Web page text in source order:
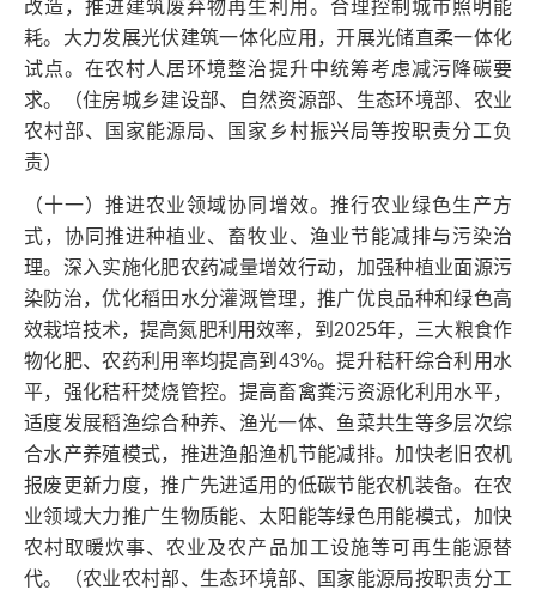
改造，推进建筑废弃物再生利用。合理控制城市照明能
耗。大力发展光伏建筑一体化应用，开展光储直柔一体化
试点。在农村人居环境整治提升中统筹考虑减污降碳要
求。（住房城乡建设部、自然资源部、生态环境部、农业
农村部、国家能源局、国家乡村振兴局等按职责分工负
责）
（十一）推进农业领域协同增效。推行农业绿色生产方
式，协同推进种植业、畜牧业、渔业节能减排与污染治
理。深入实施化肥农药减量增效行动，加强种植业面源污
染防治，优化稻田水分灌溉管理，推广优良品种和绿色高
效栽培技术，提高氮肥利用效率，到2025年，三大粮食作
物化肥、农药利用率均提高到43%。提升秸秆综合利用水
平，强化秸秆焚烧管控。提高畜禽粪污资源化利用水平，
适度发展稻渔综合种养、渔光一体、鱼菜共生等多层次综
合水产养殖模式，推进渔船渔机节能减排。加快老旧农机
报废更新力度，推广先进适用的低碳节能农机装备。在农
业领域大力推广生物质能、太阳能等绿色用能模式，加快
农村取暖炊事、农业及农产品加工设施等可再生能源替
代。（农业农村部、生态环境部、国家能源局按职责分工